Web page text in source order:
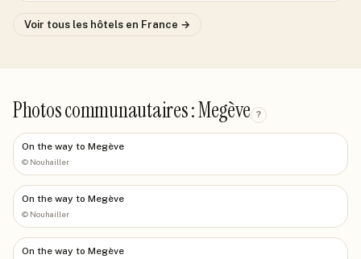
Voir tous les hôtels en France →
Photos communautaires : Megève ?
On the way to Megève
© Nouhailler
On the way to Megève
© Nouhailler
On the way to Megève